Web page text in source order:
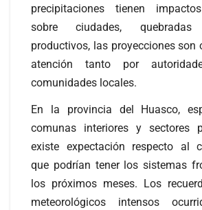
precipitaciones tienen
sobre ciudades,
productivos, las proyecciones son
atención tanto por
comunidades locales.
En la provincia del Huasco,
comunas interiores y sectores
existe expectación respecto al
que podrían tener los sistemas
los próximos meses. Los
meteorológicos intensos